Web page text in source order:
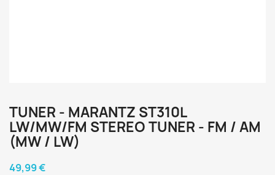
TUNER - MARANTZ ST310L
LW/MW/FM STEREO TUNER - FM / AM
(MW / LW)
49,99 €